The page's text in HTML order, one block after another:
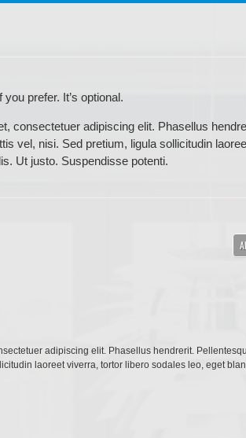
prefer. It’s optional.
consectetuer adipiscing elit. Phasellus
vel, nisi. Sed pretium, ligula sollicitudin
Ut justo. Suspendisse potenti.
adipiscing elit. Phasellus hendrerit.
laoreet viverra, tortor libero sodales leo, eget